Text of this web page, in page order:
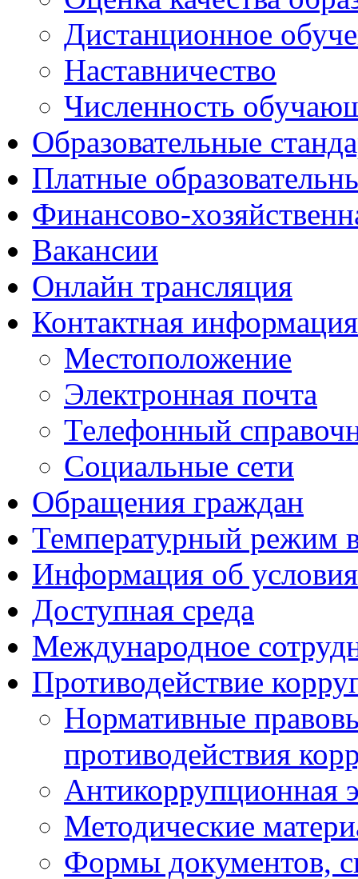
Дистанционное
Наставничество
Численность
Образовательные
Платные
Финансово-
Вакансии
Онлайн трансляция
Контактная информация
Местоположение
Электронная почта
Телефонный
Социальные сети
Обращения граждан
Температурный режим
Информация об
Доступная среда
Международное
Противодействие
Нормативные
противодействия
Антикоррупционная
Методические
Формы документов,